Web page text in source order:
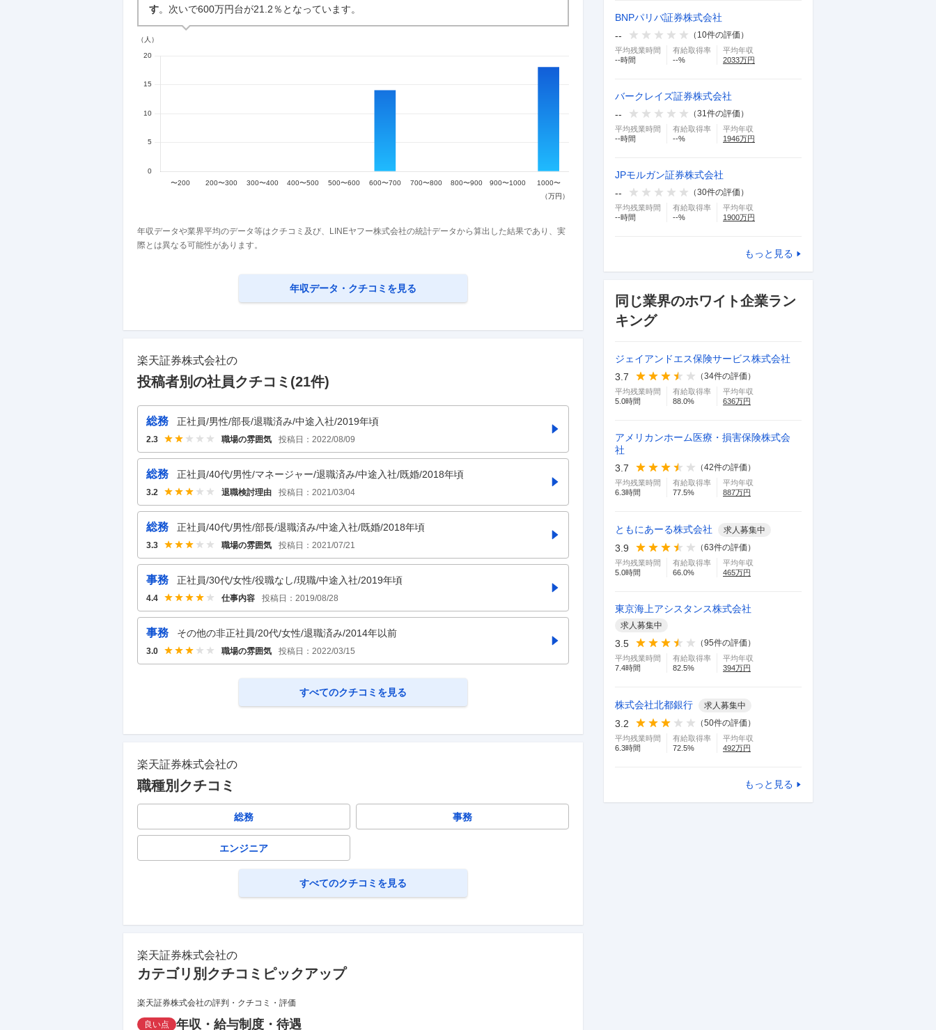
す。次いで600万円台が21.2％となっています。
年収データや業界平均のデータ等はクチコミ及び、LINEヤフー株式会社の統計データから算出した結果であり、実
際とは異なる可能性があります。
年収データ・クチコミを見る
楽天証券株式会社の
投稿者別の社員クチコミ(21件)
総務 正社員/男性/部長/退職済み/中途入社/2019年頃
2.3 職場の雰囲気 投稿日： 2022/08/09
総務 正社員/40代/男性/マネージャー/退職済み/中途入社/既婚/2018年頃
3.2 退職検討理由 投稿日： 2021/03/04
総務 正社員/40代/男性/部長/退職済み/中途入社/既婚/2018年頃
3.3 職場の雰囲気 投稿日： 2021/07/21
事務 正社員/30代/女性/役職なし/現職/中途入社/2019年頃
4.4 仕事内容 投稿日： 2019/08/28
事務 その他の非正社員/20代/女性/退職済み/2014年以前
3.0 職場の雰囲気 投稿日： 2022/03/15
すべてのクチコミを見る
楽天証券株式会社の
職種別クチコミ
総務 事務
エンジニア
すべてのクチコミを見る
楽天証券株式会社の
カテゴリ別クチコミピックアップ
楽天証券株式会社の評判・クチコミ・評価
良い点 年収・給与制度・待遇
BNPパリバ証券株式会社
--
（ 10件の評価）
平均残業時間
--時間
有給取得率
--%
平均年収
2033万円
バークレイズ証券株式会社
--
（31件の評価）
平均残業時間
--時間
有給取得率
--%
平均年収
1946万円
JPモルガン証券株式会社
--
（30件の評価）
平均残業時間
--時間
有給取得率
--%
平均年収
1900万円
もっと見る
同じ業界のホワイト企業ラン
キング
ジェイアンドエス保険サービス株式会社
3.7
（34件の評価）
平均残業時間
5.0時間
有給取得率
88.0%
平均年収
636万円
アメリカンホーム医療・損害保険株式会
社
3.7
（42件の評価）
平均残業時間
6.3時間
有給取得率
77.5%
平均年収
887万円
ともにあーる株式会社 求人募集中
3.9 （63件の評価）
平均残業時間
5.0時間
有給取得率
66.0%
平均年収
465万円
東京海上アシスタンス株式会社
求人募集中
3.5 （95件の評価）
平均残業時間
7.4時間
有給取得率
82.5%
平均年収
394万円
株式会社北都銀行 求人募集中
3.2 （50件の評価）
平均残業時間
6.3時間
有給取得率
72.5%
平均年収
492万円
もっと見る